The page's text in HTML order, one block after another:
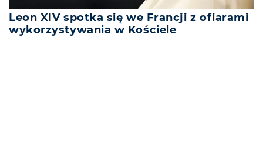
Leon XIV spotka się we Francji z ofiarami
wykorzystywania w Kościele